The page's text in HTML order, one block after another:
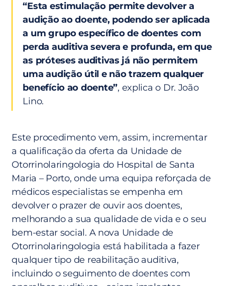
“Esta estimulação permite devolver a
audição ao doente, podendo ser aplicada
a um grupo específico de doentes com
perda auditiva severa e profunda, em que
as próteses auditivas já não permitem
uma audição útil e não trazem qualquer
benefício ao doente”, explica o Dr. João
Lino.
Este procedimento vem, assim, incrementar
a qualificação da oferta da Unidade de
Otorrinolaringologia do Hospital de Santa
Maria – Porto, onde uma equipa reforçada de
médicos especialistas se empenha em
devolver o prazer de ouvir aos doentes,
melhorando a sua qualidade de vida e o seu
bem-estar social. A nova Unidade de
Otorrinolaringologia está habilitada a fazer
qualquer tipo de reabilitação auditiva,
incluindo o seguimento de doentes com